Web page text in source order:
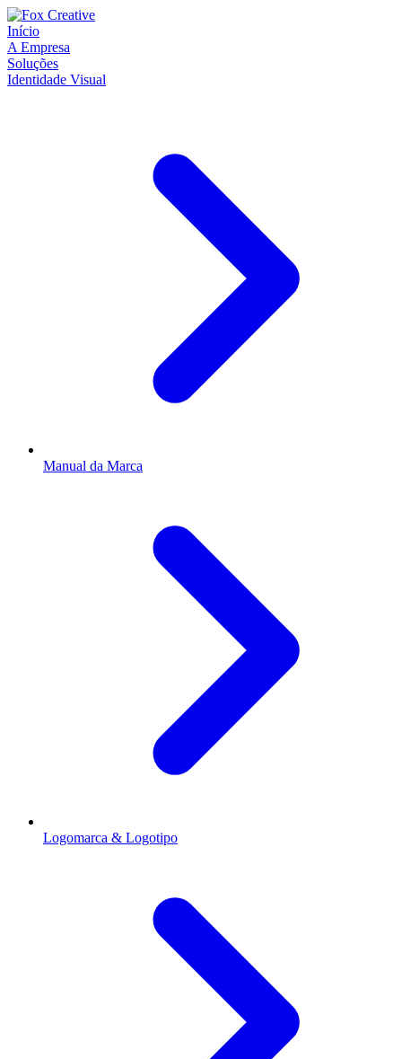
Início
A Empresa
Soluções
Identidade Visual
Manual da Marca
Logomarca & Logotipo